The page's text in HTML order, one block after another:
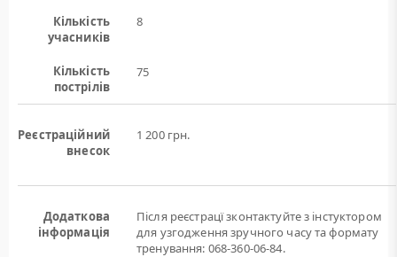
Кількість
учасників
8
Кількість
пострілів
75
Реєстраційний
внесок
1 200 грн.
Додаткова
інформація
Після реєстрацї зконтактуйте з інстуктором
для узгодження зручного часу та формату
тренування: 068-360-06-84.